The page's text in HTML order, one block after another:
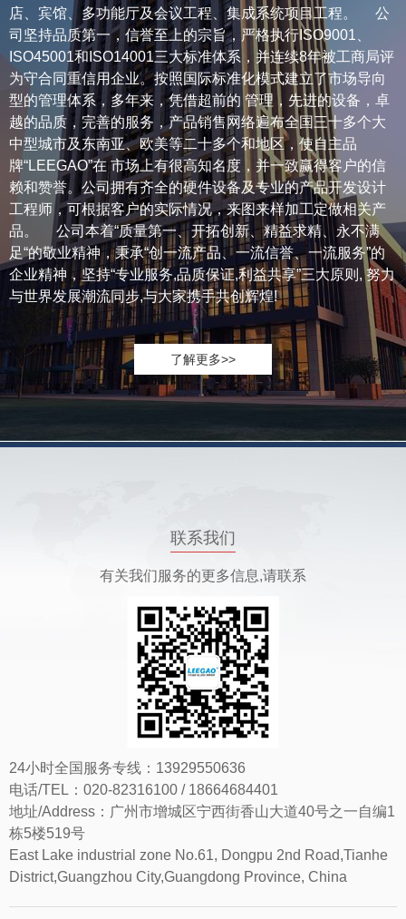
店、宾馆、多功能厅及会议工程、集成系统项目工程。 公
司坚持品质第一，信誉至上的宗旨，严格执行ISO9001、
ISO45001和ISO14001三大标准体系，并连续8年被工商局评
为守合同重信用企业。按照国际标准化模式建立了市场导向
型的管理体系，多年来，凭借超前的 管理，先进的设备，卓
越的品质，完善的服务，产品销售网络遍布全国三十多个大
中型城市及东南亚、欧美等二十多个和地区，使自主品
牌“LEEGAO”在 市场上有很高知名度，并一致赢得客户的信
赖和赞誉。公司拥有齐全的硬件设备及专业的产品开发设计
工程师，可根据客户的实际情况，来图来样加工定做相关产
品。 公司本着“质量第一、开拓创新、精益求精、永不满
足“的敬业精神，秉承“创一流产品、一流信誉、一流服务”的
企业精神，坚持“专业服务,品质保证,利益共享”三大原则, 努力
与世界发展潮流同步,与大家携手共创辉煌!
了解更多>>
联系我们
有关我们服务的更多信息,请联系
24小时全国服务专线：13929550636
电话/TEL：020-82316100 / 18664684401
地址/Address：广州市增城区宁西街香山大道40号之一自编1
栋5楼519号
East Lake industrial zone No.61, Dongpu 2nd Road,Tianhe
District,Guangzhou City,Guangdong Province, China